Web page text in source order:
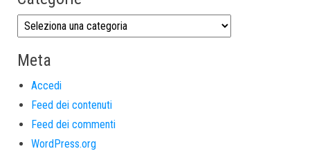
Meta
Accedi
Feed dei contenuti
Feed dei commenti
WordPress.org